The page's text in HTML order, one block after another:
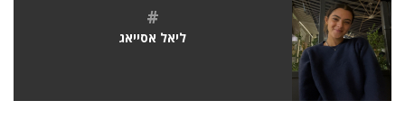
#
ליאל אסייאג